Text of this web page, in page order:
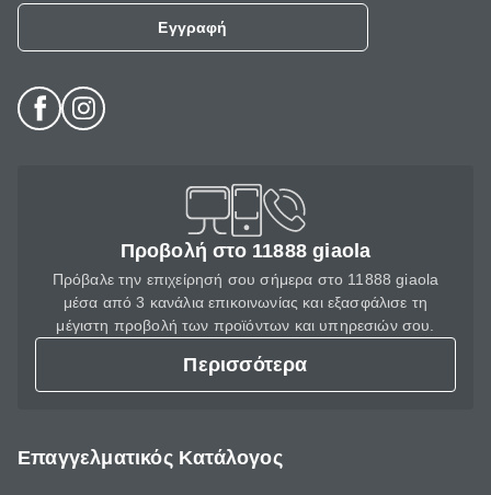
Εγγραφή
Προβολή στο 11888 giaola
Πρόβαλε την επιχείρησή σου σήμερα στο 11888 giaola
μέσα από 3 κανάλια επικοινωνίας και εξασφάλισε τη
μέγιστη προβολή των προϊόντων και υπηρεσιών σου.
Περισσότερα
Επαγγελματικός Κατάλογος